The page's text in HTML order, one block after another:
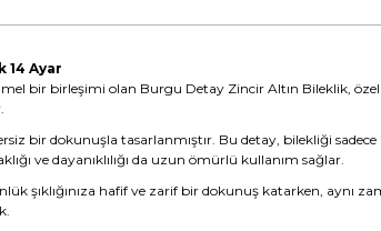
14 Ayar
bir birleşimi olan Burgu Detay Zincir Altın Bileklik, özel
bir dokunuşla tasarlanmıştır. Bu detay, bilekliği
ve dayanıklılığı da uzun ömürlü kullanım sağlar.
şıklığınıza hafif ve zarif bir dokunuş katarken, aynı